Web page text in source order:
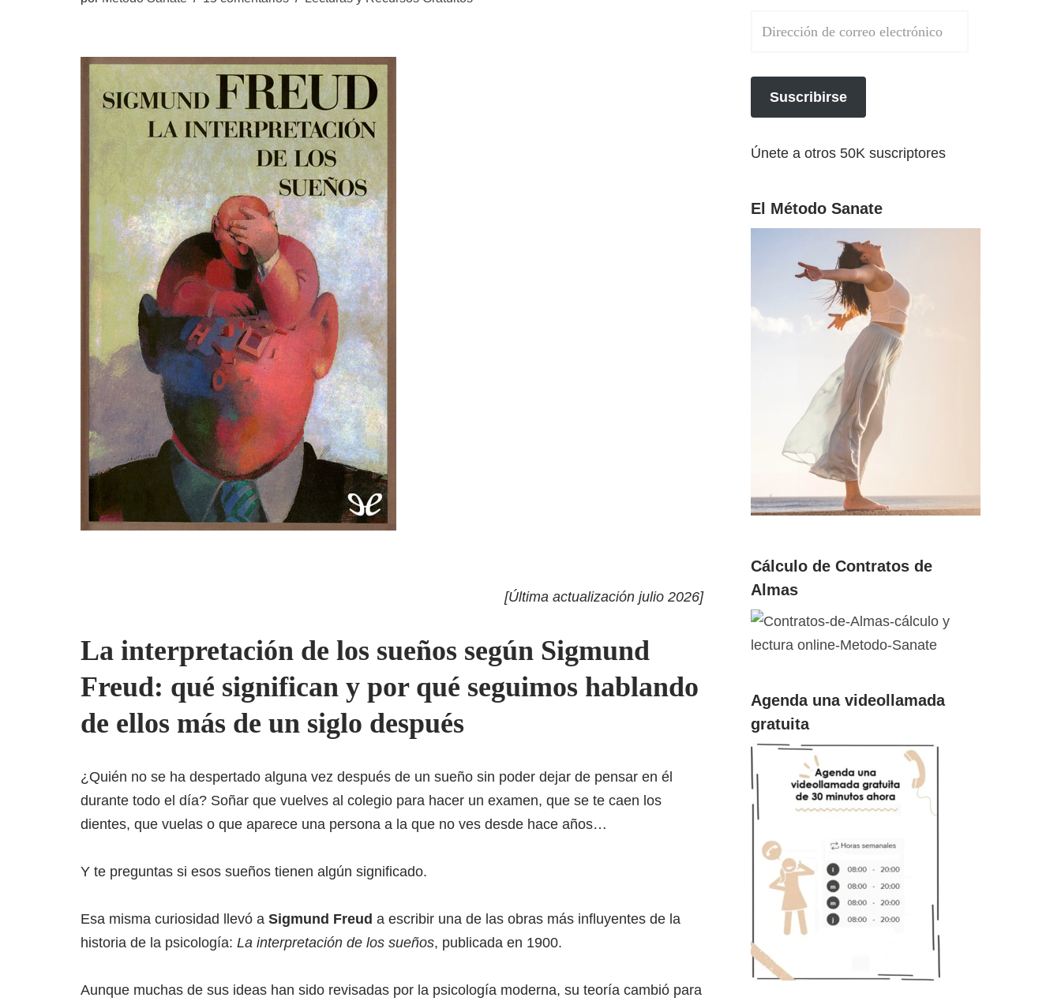
[Última actualización julio 2026]
La interpretación de los sueños según Sigmund
Freud: qué significan y por qué seguimos hablando
de ellos más de un siglo después
¿Quién no se ha despertado alguna vez después de un sueño sin poder dejar de pensar en él
durante todo el día? Soñar que vuelves al colegio para hacer un examen, que se te caen los
dientes, que vuelas o que aparece una persona a la que no ves desde hace años…
Y te preguntas si esos sueños tienen algún significado.
Esa misma curiosidad llevó a Sigmund Freud a escribir una de las obras más influyentes de la
historia de la psicología: La interpretación de los sueños, publicada en 1900.
Aunque muchas de sus ideas han sido revisadas por la psicología moderna, su teoría cambió para
Suscribirse
Únete a otros 50K suscriptores
El Método Sanate
Cálculo de Contratos de
Almas
Agenda una videollamada
gratuita